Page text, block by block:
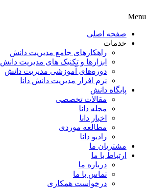
Menu
صفحه اصلی
خدمات
راهکارهای جامع مدیریت دانش
ابزارها و تکنیک‌ های مدیریت دانش
دوره‌های آموزشی مدیریت دانش
نرم افزار مدیریت دانش دانا
پایگاه دانش
مقالات تخصصی
مجله دانا
اخبار دانا
مطالعه موردی
رادیو دانا
مشتریان ما
ارتباط با ما
درباره ما
تماس با ما
درخواست همکاری